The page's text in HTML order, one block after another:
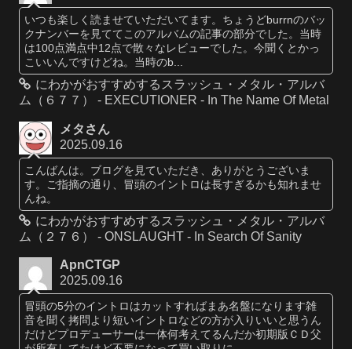
いつも楽しく読ませていただいてます。ちょうどburrnのバッ
クナンバーを見ててこのアルバムの記事の部分でした。当時
は100点満点中12点で散々なレビューでした。今聞くとかっ
こいいんですけどね。当時のb...
にわかがおすすめするスラッシュ・メタル・アルバ
ム（６７７） - EXECUTIONER - In The Name Of Metal
メタさん
2025.09.16
こんばんは。ブログを見ていただき、ありがとうございま
す。ご指摘の通り、冒頭のイントロは長すぎるかも知れませ
んね。
にわかがおすすめするスラッシュ・メタル・アルバ
ム（２７６） - ONSLAUGHT - In Search Of Sanity
ApnCTGP
2025.09.16
冒頭の5分のイントロはカットすればまあ名盤になります雑
音を聞く拷問より短いイントロなどの方が入りいいと思うん
だけどプロデューサーは一体何考えてるんだか初期版ＣＤ父